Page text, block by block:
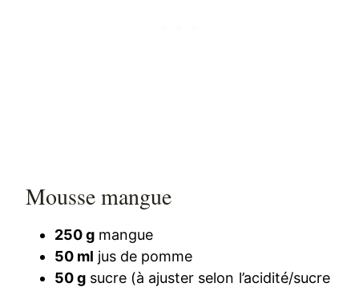
Mousse mangue
250 g mangue
50 ml jus de pomme
50 g sucre (à ajuster selon l’acidité/sucre